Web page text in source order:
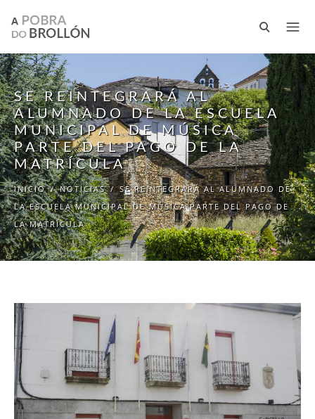
SE REINTEGRARÁ AL
ALUMNADO DE LA ESCUELA
MUNICIPAL DE MÚSICA
PARTE DEL PAGO DE LA
MATRÍCULA
INICIO / NOTICIAS / SE REINTEGRARÁ AL ALUMNADO DE
LA ESCUELA MUNICIPAL DE MÚSICA PARTE DEL PAGO DE
LA MATRÍCULA